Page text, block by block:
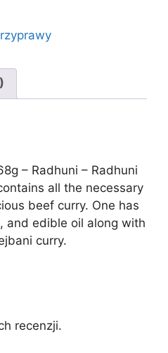
– Radhuni – Radhuni
all the necessary
beef curry. One has
and edible oil along with
curry.
recenzji.